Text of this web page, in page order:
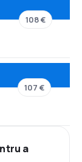
108 €
107 €
a